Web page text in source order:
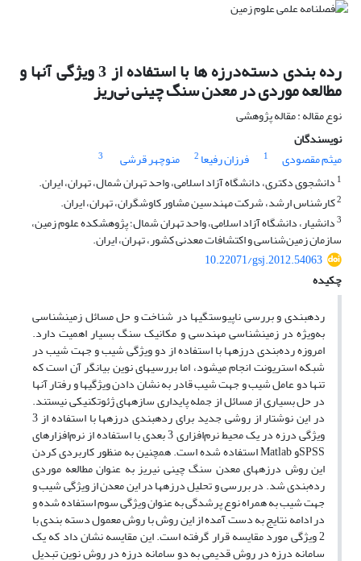
رده‌ بندی دسته‌درزه ها با استفاده از 3 ویژگی آنها و
مطالعه موردی در معدن سنگ چینی نی‌ریز
نوع مقاله : مقاله پژوهشی
نویسندگان
میثم مقصودی
1 فرزان رفیعا 2 منوچهر قرشی
3
1 دانشجوی دکتری، دانشگاه آزاد اسلامی، واحد تهران شمال، تهران، ایران.
2کارشناس ارشد، شرکت مهندسین مشاور کاوشگران، تهران، ایران.
3دانشیار، دانشگاه آزاد اسلامی، واحد تهران شمال؛ پژوهشکده علوم زمین،
سازمان زمین‌شناسی و اکتشافات معدنی کشور، تهران، ایران.
10.22071/gsj.2012.54063
چکیده
رده­بندی و بررسی ناپیوستگیها در شناخت و حل مسائل زمینشناسی
به‌ویژه در زمینشناسی مهندسی و مکانیک سنگ بسیار اهمیت دارد.
امروزه رده‌بندی درزهها با استفاده از دو ویژگی شیب و جهت شیب در
شبکه استریونت انجام میشود، اما بررسیهای نوین بیانگر آن است که
تنها دو عامل شیب و جهت شیب قادر به نشان دادن ویژگیها و رفتار آنها
در حل بسیاری از مسائل از جمله پایداری سازه­های ژئوتکنیکی نیستند.
در این نوشتار از روشی جدید برای ردهبندی درزه ها با استفاده از 3
ویژگی درزه در یک محیط نرم‌افزاری 3 بعدی با استفاده از نرم‌افزارهای
SPSSو Matlab استفاده شده است. همچنین به منظور کاربردی کردن
این روش درزههای معدن سنگ چینی نیریز به عنوان مطالعه موردی
رده‌بندی شد. در بررسی و تحلیل درزهها در این معدن از ویژگی شیب و
جهت شیب به همراه نوع پرشدگی به عنوان ویژگی سوم استفاده شده و
در ادامه نتایج به دست آمده از این روش با روش معمول دسته بندی با
2 ویژگی مورد مقایسه قرار گرفته است. این مقایسه نشان داد که یک
سامانه درزه در روش قدیمی به دو سامانه درزه در روش نوین تبدیل